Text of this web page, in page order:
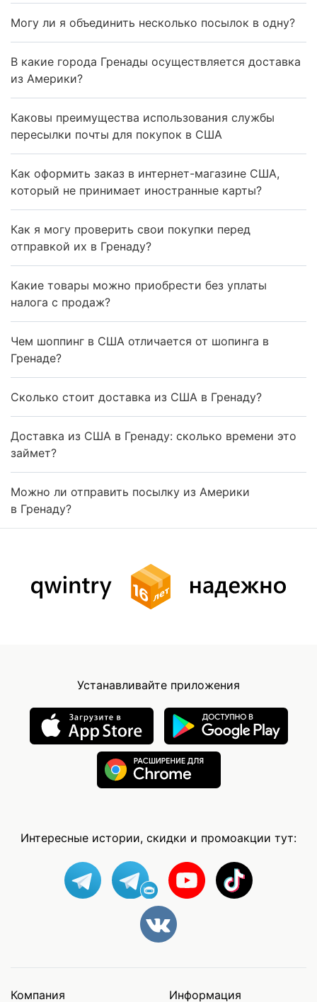
Могу ли я объединить несколько посылок в одну?
В какие города Гренады осуществляется доставка
из Америки?
Каковы преимущества использования службы
пересылки почты для покупок в США
Как оформить заказ в интернет-магазине США,
который не принимает иностранные карты?
Как я могу проверить свои покупки перед
отправкой их в Гренаду?
Какие товары можно приобрести без уплаты
налога с продаж?
Чем шоппинг в США отличается от шопинга в
Гренаде?
Сколько стоит доставка из США в Гренаду?
Доставка из США в Гренаду: сколько времени это
займет?
Можно ли отправить посылку из Америки
в Гренаду?
Устанавливайте приложения
Интересные истории, скидки и промоакции тут:
Компания Информация